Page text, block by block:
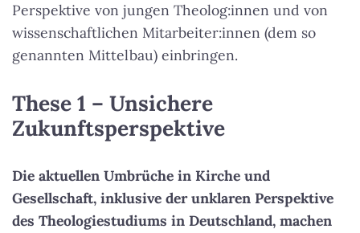
Perspektive von jungen Theolog:innen und von
wissenschaftlichen Mitarbeiter:innen (dem so
genannten Mittelbau) einbringen.
These 1 – Unsichere
Zukunftsperspektive
Die aktuellen Umbrüche in Kirche und
Gesellschaft, inklusive der unklaren Perspektive
des Theologiestudiums in Deutschland, machen